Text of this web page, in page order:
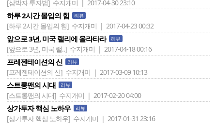
[삼박자 투자법] 수지개미 | 2017-04-30 23:10
하루 2시간 몰입의 힘 리뷰
[하루 2시간 몰입의 힘] 수지개미 | 2017-04-23 00:32
앞으로 3년, 미국 랠리에 올라타라 리뷰
[앞으로 3년, 미국 랠..] 수지개미 | 2017-04-18 00:16
프레젠테이션의 신 리뷰
[프레젠테이션의 신] 수지개미 | 2017-03-09 10:13
스트롱맨의 시대 리뷰
[스트롱맨의 시대] 수지개미 | 2017-02-20 04:00
상가투자 핵심 노하우 리뷰
[상가투자 핵심 노하우] 수지개미 | 2017-01-31 23:16